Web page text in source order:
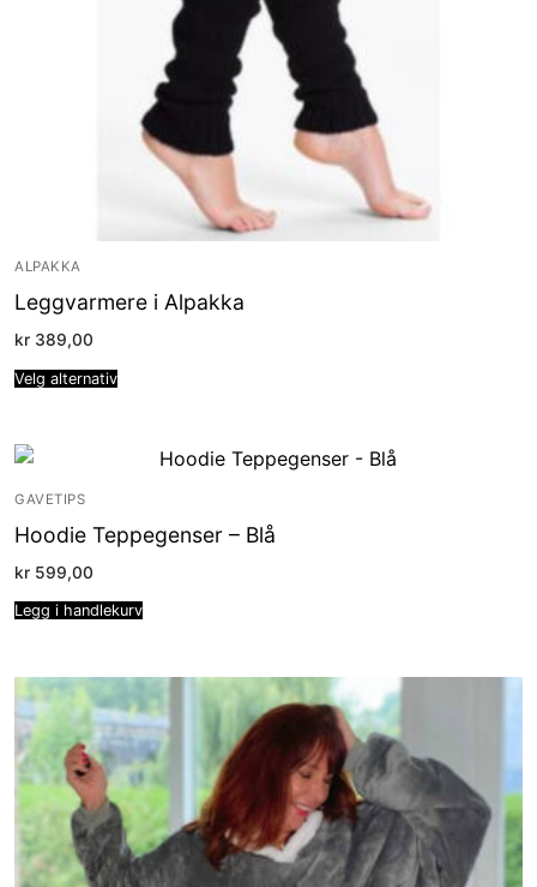
ALPAKKA
Leggvarmere i Alpakka
kr 389,00
Velg alternativ
GAVETIPS
Hoodie Teppegenser – Blå
kr 599,00
Legg i handlekurv